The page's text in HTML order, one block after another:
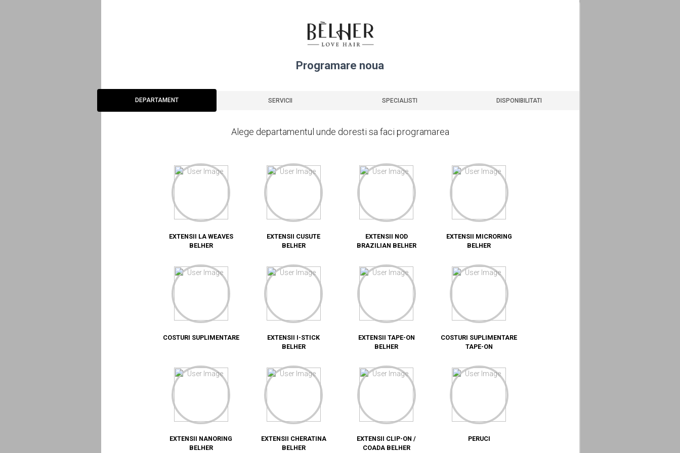
Programare noua
DEPARTAMENT SERVICII SPECIALISTI DISPONIBILITATI
DEPARTAMENT
Alege departamentul unde doresti sa faci programarea
EXTENSII LA WEAVES
BELHER
EXTENSII CUSUTE
BELHER
EXTENSII NOD
BRAZILIAN BELHER
EXTENSII MICRORING
BELHER
COSTURI SUPLIMENTARE
EXTENSII I-STICK
BELHER
EXTENSII TAPE-ON
BELHER
COSTURI SUPLIMENTARE
TAPE-ON
EXTENSII NANORING
BELHER
EXTENSII CHERATINA
BELHER
EXTENSII CLIP-ON /
COADA BELHER
PERUCI